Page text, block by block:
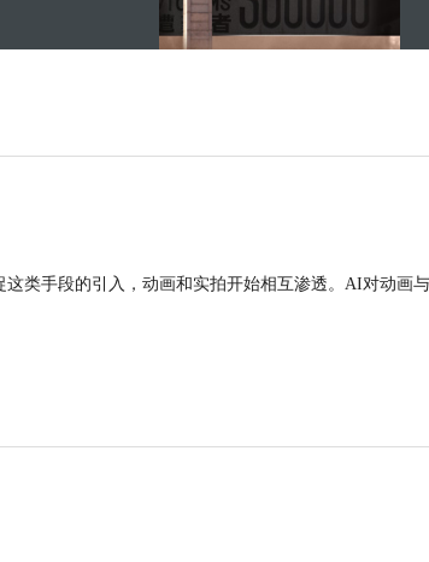
类手段的引入，动画和实拍开始相互渗透。AI对动画